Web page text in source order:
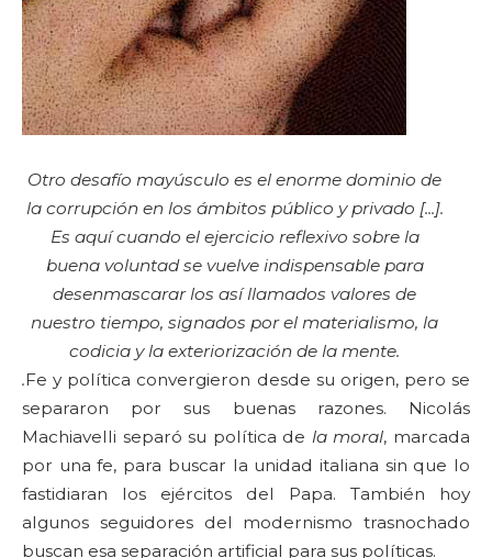
Otro desafío mayúsculo es el enorme dominio de
la corrupción en los ámbitos público y privado [...].
Es aquí cuando el ejercicio reflexivo sobre la
buena voluntad se vuelve indispensable para
desenmascarar los así llamados valores de
nuestro tiempo, signados por el materialismo, la
codicia y la exteriorización de la mente.
.Fe y política convergieron desde su origen, pero se
separaron por sus buenas razones. Nicolás
Machiavelli separó su política de la moral, marcada
por una fe, para buscar la unidad italiana sin que lo
fastidiaran los ejércitos del Papa. También hoy
algunos seguidores del modernismo trasnochado
buscan esa separación artificial para sus políticas.